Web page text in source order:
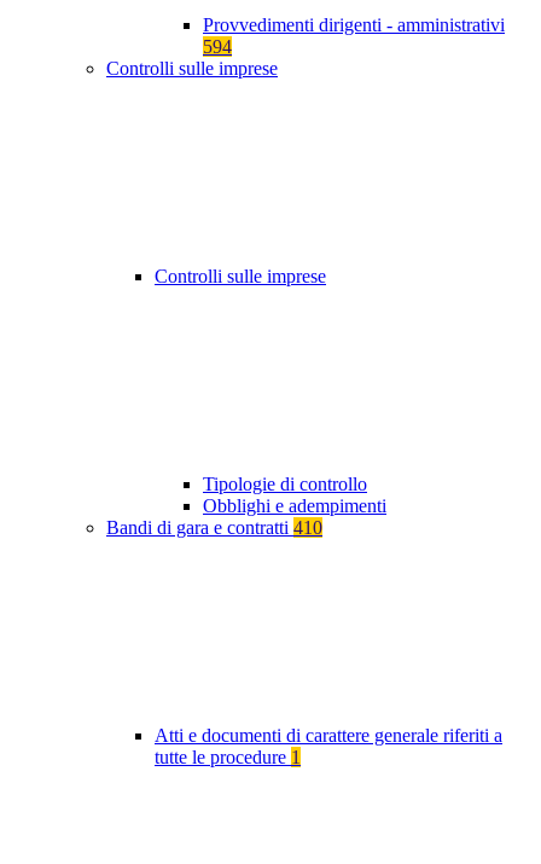
Provvedimenti dirigenti - amministrativi
594
Controlli sulle imprese
Controlli sulle imprese
Tipologie di controllo
Obblighi e adempimenti
Bandi di gara e contratti 410
Atti e documenti di carattere generale riferiti a
tutte le procedure 1